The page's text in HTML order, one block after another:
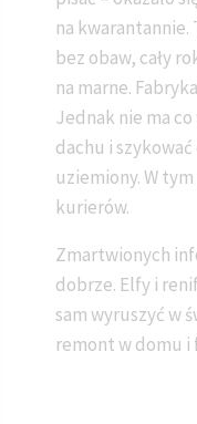
na
bez obaw, cały
na marne.
Jednak nie ma
dachu i
uziemiony. W
kurierów.
Zmartwionych
dobrze. Elfy i
sam wyruszyć w
remont w domu i